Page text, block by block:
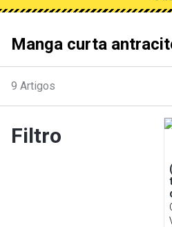
Manga curta
9 Artigos
Filtro